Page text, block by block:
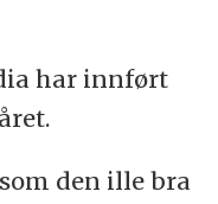
har innført
den ille bra